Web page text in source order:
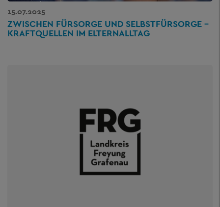
15.07.2025
ZWISCHEN FÜRSORGE UND SELBSTFÜRSORGE –
KRAFTQUELLEN IM ELTERNALLTAG